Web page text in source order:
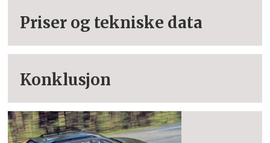
Priser og tekniske data
Konklusjon